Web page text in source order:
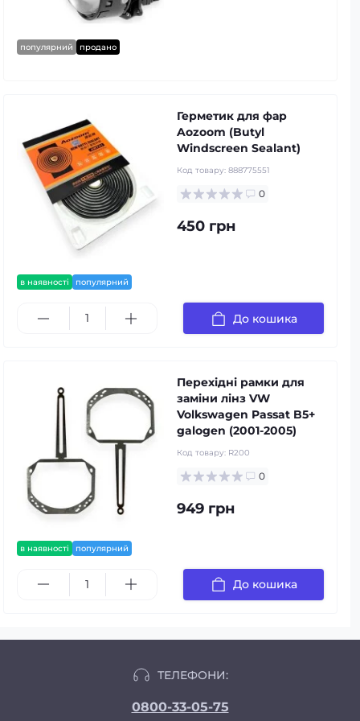
Зимові омивачі
Засоби від подряпин
популярний продано
в наявності популярний
Герметик для фар
Aozoom (Butyl
Windscreen Sealant)
Код товару: 888775551
0
450 грн
До кошика
в наявності популярний
Перехідні рамки для
заміни лінз VW
Volkswagen Passat B5+
galogen (2001-2005)
Код товару: R200
0
949 грн
До кошика
ТЕЛЕФОНИ:
0800-33-05-75